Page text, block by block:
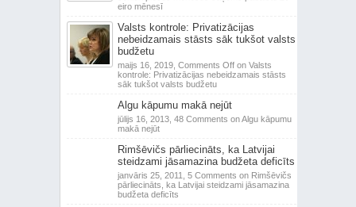
eiro mēnesī
Valsts kontrole: Privatizācijas
nebeidzamais stāsts sāk tukšot valsts
budžetu
maijs 16, 2019, Comments Offon Valsts
kontrole: Privatizācijas nebeidzamais stāsts
sāk tukšot valsts budžetu
Algu kāpumu makā nejūt
jūlijs 16, 2013, 48 Comments on Algu kāpumu
makā nejūt
Rimšēvičs pārliecināts, ka Latvijai
steidzami jāsamazina budžeta deficīts
janvāris 25, 2011, 5 Comments on Rimšēvičs
pārliecināts, ka Latvijai steidzami jāsamazina
budžeta deficīts